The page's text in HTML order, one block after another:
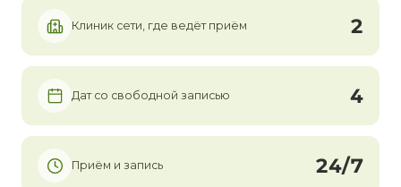
Клиник сети, где ведёт приём 2
Дат со свободной записью 4
Приём и запись 24/7